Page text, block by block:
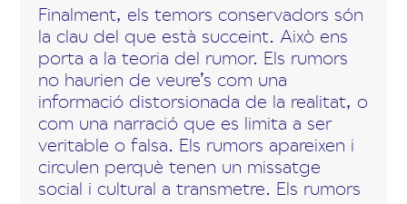
Finalment, els temors conservadors són
la clau del que està succeint. Això ens
porta a la teoria del rumor. Els rumors
no haurien de veure’s com una
informació distorsionada de la realitat, o
com una narració que es limita a ser
veritable o falsa. Els rumors apareixen i
circulen perquè tenen un missatge
social i cultural a transmetre. Els rumors